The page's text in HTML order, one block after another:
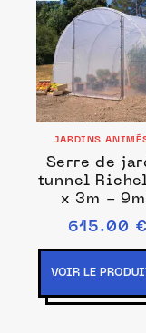
JARDINS
Serre de
tunnel
x 3m -
615.00 €
VOIR LE